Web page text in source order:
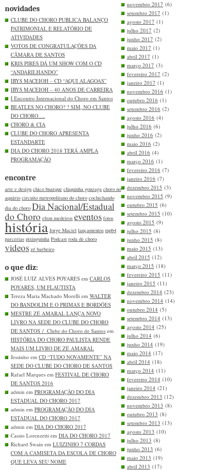
novidades
CLUBE DO CHORO PUBLICA BALANÇO
PATRIMONIAL E RELATÓRIO DE
ATIVIDADES
VOTOS DE CONGRATULAÇÕES DA
CÂMARA DE SANTOS
KRIS PIRES DÁ UM SHOW COM O CD
“ANDARILHANDO”
IBYS MACEIOH – CD “AQUI ALAGOAS”
IBYS MACEIOH – 40 ANOS DE CARREIRA
I Encontro Internacional do Choro em Santos
BEATLES NO CHORO? ? SIM, NO CLUBE
DO CHORO….
CHORO & CIA
CLUBE DO CHORO APRESENTA
ESTANDARTE
DIA DO CHORO 2018 TERÁ AMPLA
PROGRAMAÇÃO
encontre
arte e design chico buarque chiquinha gonzaga choro no
aquário circuito metropolitano do choro cochichando
dia do choro Dia Nacional/Estadual
do Choro elton medeiros eventos fotos
história Jorge Maciel lançamentos mpb4
parcerias pixinguinha Podcast roda de choro
videos zé barbeiro
o que diz:
JOSÉ LUIZ ALVES POYARES em CARLOS
POYARES, UM FLAUTISTA
Tereza Maria Machado Morelli em WALTER
DO BANDOLIM E O PRIMAS E BORDÕES
MESTRE ZÉ AMARAL LANÇA NOVO
LIVRO NA SEDE DO CLUBE DO CHORO
DE SANTOS / Clube do Choro de Santos em
HISTÓRIA DO CHORO PAULISTA RENDE
MAIS UM LIVRO DE ZÉ AMARAL
Jessinho em CD “TUDO NOVAMENTE” NA
SEDE DO CLUBE DO CHORO DE SANTOS
Rafael Marques em FESTIVAL DE CHORO
DE SANTOS 2016
admin em PROGRAMAÇÃO DO DIA
ESTADUAL DO CHORO 2017
admin em PROGRAMAÇÃO DO DIA
ESTADUAL DO CHORO 2017
admin em DIA DO CHORO 2017
Cassio Lorenzetti em DIA DO CHORO 2017
Richard Swain em LUIZINHO 7 CORDAS
COM A CAMISETA DA ESCOLA DE CHORO
QUE LEVA SEU NOME
novembro 2017 (6)
setembro 2017 (1)
agosto 2017 (1)
julho 2017 (2)
junho 2017 (2)
maio 2017 (1)
abril 2017 (1)
março 2017 (3)
fevereiro 2017 (2)
janeiro 2017 (1)
novembro 2016 (1)
outubro 2016 (1)
setembro 2016 (2)
agosto 2016 (4)
julho 2016 (6)
junho 2016 (2)
maio 2016 (2)
abril 2016 (4)
março 2016 (1)
fevereiro 2016 (7)
janeiro 2016 (7)
dezembro 2015 (3)
novembro 2015 (9)
outubro 2015 (6)
setembro 2015 (10)
agosto 2015 (9)
julho 2015 (8)
junho 2015 (8)
maio 2015 (13)
abril 2015 (12)
março 2015 (18)
fevereiro 2015 (11)
janeiro 2015 (11)
dezembro 2014 (23)
novembro 2014 (14)
outubro 2014 (5)
setembro 2014 (13)
agosto 2014 (25)
julho 2014 (6)
junho 2014 (19)
maio 2014 (17)
abril 2014 (18)
março 2014 (11)
fevereiro 2014 (10)
janeiro 2014 (21)
dezembro 2013 (12)
novembro 2013 (8)
outubro 2013 (8)
setembro 2013 (13)
agosto 2013 (10)
julho 2013 (8)
junho 2013 (6)
maio 2013 (19)
abril 2013 (17)